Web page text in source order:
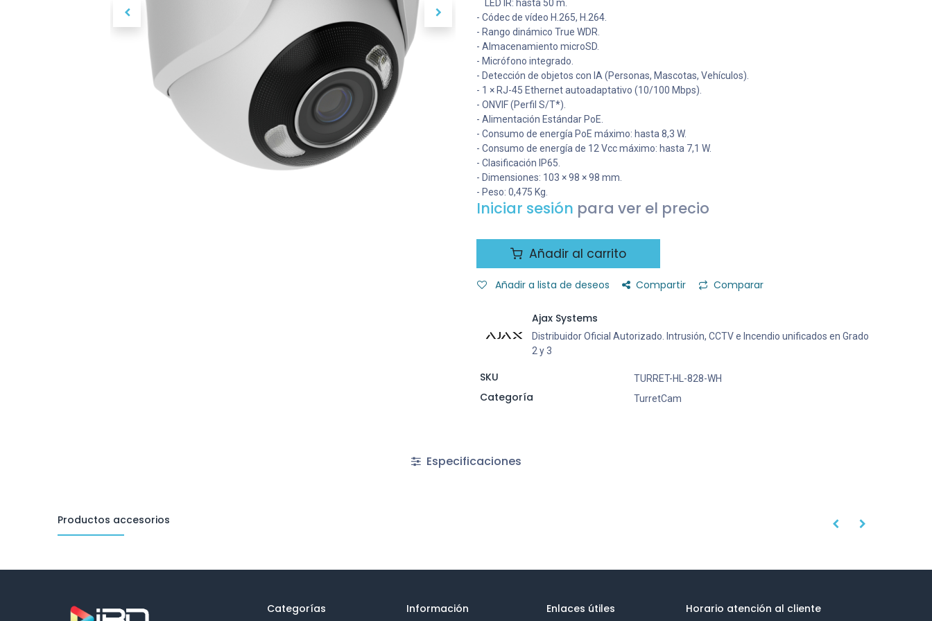
LED IR: hasta 50 m.
- Códec de vídeo H.265, H.264.
- Rango dinámico True WDR.
- Almacenamiento microSD.
- Micrófono integrado.
- Detección de objetos con IA (Personas, Mascotas, Vehículos).
- 1 × RJ-45 Ethernet autoadaptativo (10/100 Mbps).
- ONVIF (Perfil S/T*).
- Alimentación Estándar PoE.
- Consumo de energía PoE máximo: hasta 8,3 W.
- Consumo de energía de 12 Vcc máximo: hasta 7,1 W.
- Clasificación IP65.
- Dimensiones: 103 × 98 × 98 mm.
- Peso: 0,475 Kg.
Iniciar sesión para ver el precio
Añadir al carrito
Añadir a lista de deseos Compartir Comparar
Ajax Systems
Distribuidor Oficial Autorizado. Intrusión, CCTV e Incendio unificados en Grado
2 y 3
SKU TURRET-HL-828-WH
Categoría TurretCam
Especificaciones
Productos accesorios
Categorías Información Enlaces útiles Horario atención al cliente